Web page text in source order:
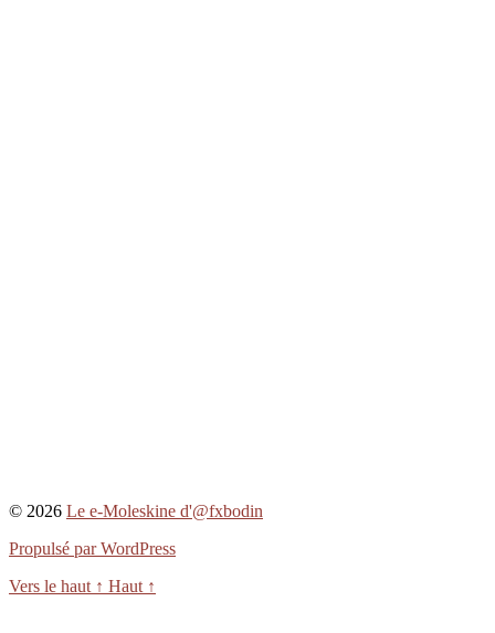
© 2026 Le e-Moleskine d'@fxbodin
Propulsé par WordPress
Vers le haut ↑ Haut ↑